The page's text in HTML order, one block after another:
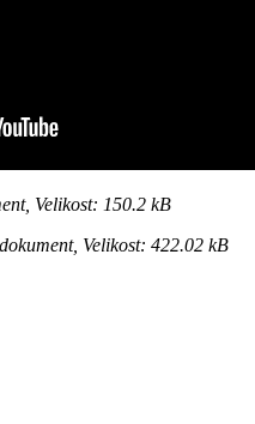
Velikost: 150.2 kB
Velikost: 422.02 kB